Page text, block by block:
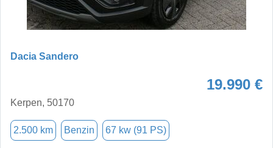
Dacia Sandero
19.990 €
Kerpen, 50170
2.500 km Benzin 67 kw (91 PS)